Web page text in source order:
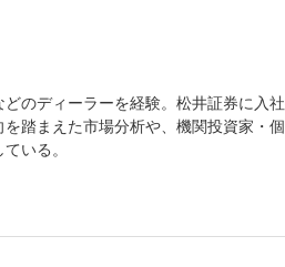
のディーラーを経験。松井証券に入
踏まえた市場分析や、機関投資家・
いる。